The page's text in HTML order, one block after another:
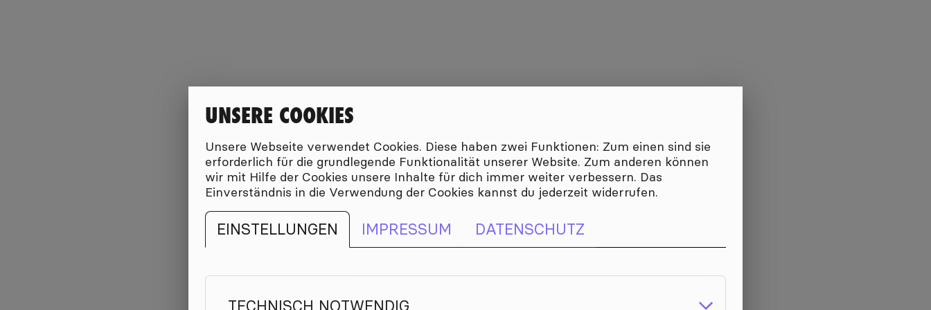
UNSERE COOKIES
Unsere Webseite verwendet Cookies. Diese haben zwei Funktionen: Zum einen sind sie
erforderlich für die grundlegende Funktionalität unserer Website. Zum anderen können
wir mit Hilfe der Cookies unsere Inhalte für dich immer weiter verbessern. Das
Einverständnis in die Verwendung der Cookies kannst du jederzeit widerrufen.
EINSTELLUNGEN IMPRESSUM DATENSCHUTZ
TECHNISCH NOTWENDIG